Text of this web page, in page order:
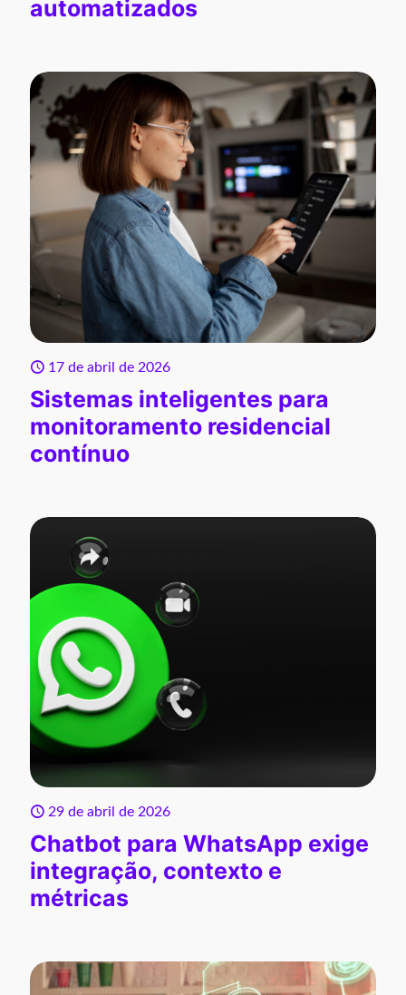
automatizados
17 de abril de 2026
Sistemas inteligentes para
monitoramento residencial
contínuo
29 de abril de 2026
Chatbot para WhatsApp exige
integração, contexto e
métricas